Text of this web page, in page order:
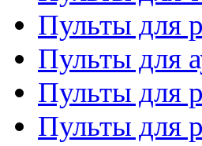
Пульты для
Пульты для
Пульты для
Пульты для